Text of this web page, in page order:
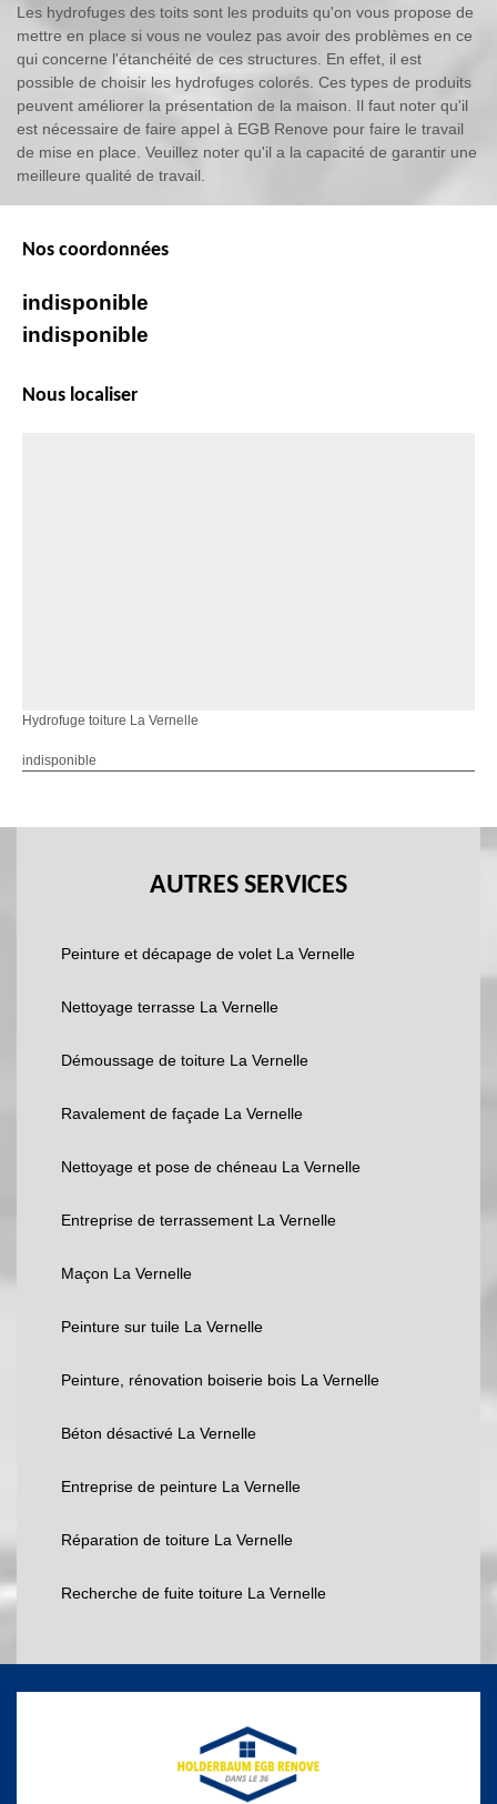
Les hydrofuges des toits sont les produits qu'on vous propose de
mettre en place si vous ne voulez pas avoir des problèmes en ce
qui concerne l'étanchéité de ces structures. En effet, il est
possible de choisir les hydrofuges colorés. Ces types de produits
peuvent améliorer la présentation de la maison. Il faut noter qu'il
est nécessaire de faire appel à EGB Renove pour faire le travail
de mise en place. Veuillez noter qu'il a la capacité de garantir une
meilleure qualité de travail.
Nos coordonnées
indisponible
indisponible
Nous localiser
Hydrofuge toiture La Vernelle
indisponible
AUTRES SERVICES
Peinture et décapage de volet La Vernelle
Nettoyage terrasse La Vernelle
Démoussage de toiture La Vernelle
Ravalement de façade La Vernelle
Nettoyage et pose de chéneau La Vernelle
Entreprise de terrassement La Vernelle
Maçon La Vernelle
Peinture sur tuile La Vernelle
Peinture, rénovation boiserie bois La Vernelle
Béton désactivé La Vernelle
Entreprise de peinture La Vernelle
Réparation de toiture La Vernelle
Recherche de fuite toiture La Vernelle